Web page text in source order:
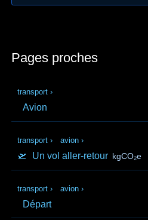
Pages proches
transport ›
Avion
transport › avion ›
🛫 Un vol aller-retour kgCO₂e
transport › avion ›
Départ